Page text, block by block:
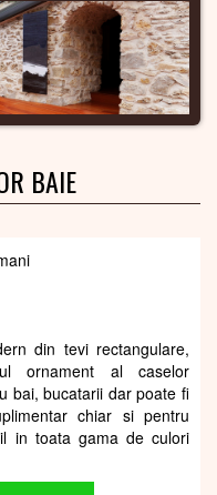
BAIE
din tevi rectangulare,
ornament al caselor
bai, bucatarii dar poate fi
chiar si pentru
in toata gama de culori